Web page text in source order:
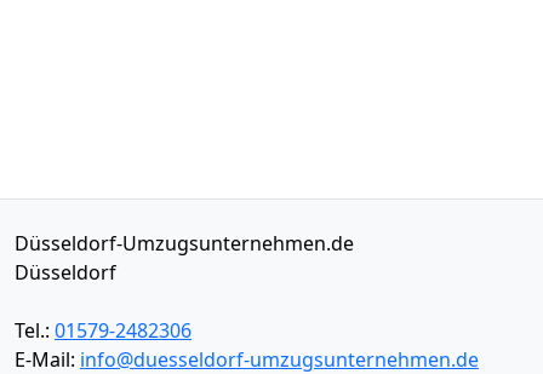
Düsseldorf-Umzugsunternehmen.de
Düsseldorf
Tel.: 01579-2482306
E-Mail: info@duesseldorf-umzugsunternehmen.de